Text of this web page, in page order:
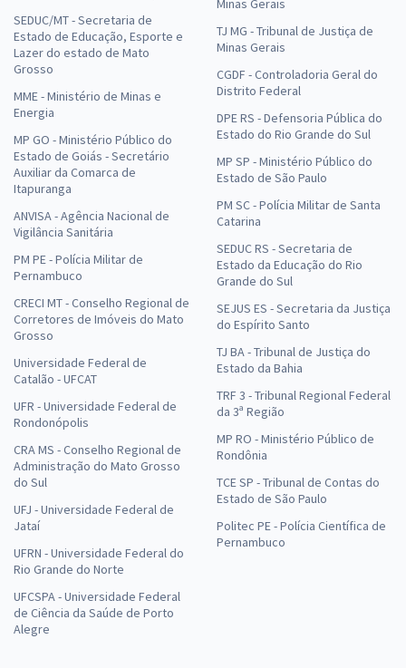
SEDUC/MT - Secretaria de
Estado de Educação, Esporte e
Lazer do estado de Mato
Grosso
MME - Ministério de Minas e
Energia
MP GO - Ministério Público do
Estado de Goiás - Secretário
Auxiliar da Comarca de
Itapuranga
ANVISA - Agência Nacional de
Vigilância Sanitária
PM PE - Polícia Militar de
Pernambuco
CRECI MT - Conselho Regional de
Corretores de Imóveis do Mato
Grosso
Universidade Federal de
Catalão - UFCAT
UFR - Universidade Federal de
Rondonópolis
CRA MS - Conselho Regional de
Administração do Mato Grosso
do Sul
UFJ - Universidade Federal de
Jataí
UFRN - Universidade Federal do
Rio Grande do Norte
UFCSPA - Universidade Federal
de Ciência da Saúde de Porto
Alegre
Minas Gerais
TJ MG - Tribunal de Justiça de
Minas Gerais
CGDF - Controladoria Geral do
Distrito Federal
DPE RS - Defensoria Pública do
Estado do Rio Grande do Sul
MP SP - Ministério Público do
Estado de São Paulo
PM SC - Polícia Militar de Santa
Catarina
SEDUC RS - Secretaria de
Estado da Educação do Rio
Grande do Sul
SEJUS ES - Secretaria da Justiça
do Espírito Santo
TJ BA - Tribunal de Justiça do
Estado da Bahia
TRF 3 - Tribunal Regional Federal
da 3ª Região
MP RO - Ministério Público de
Rondônia
TCE SP - Tribunal de Contas do
Estado de São Paulo
Politec PE - Polícia Científica de
Pernambuco